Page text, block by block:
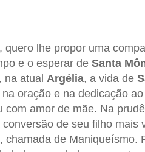
quero lhe propor uma
e o esperar deSanta
na atual Argélia, a vida de
oração e na dedicação
amor de mãe. Na
de seu filho mais
de Maniqueísmo.